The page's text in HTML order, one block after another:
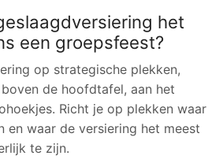
het
een groepsfeest?
op strategische plekken,
de hoofdtafel, aan het
Richt je op plekken waar
en waar de versiering het meest
te zijn.